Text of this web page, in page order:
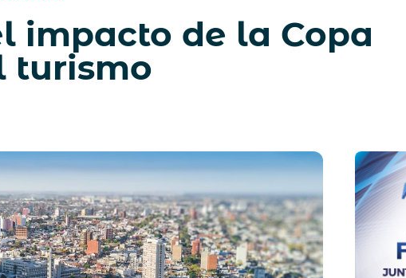
impacto de la Copa
turismo